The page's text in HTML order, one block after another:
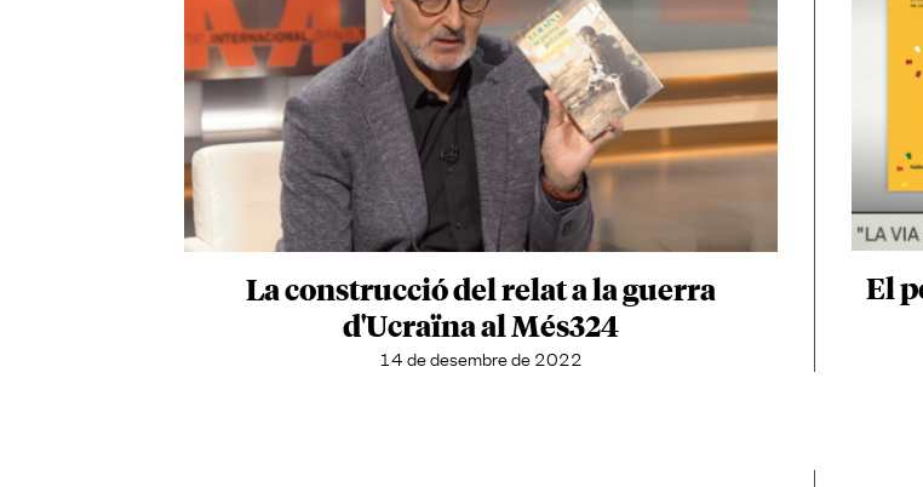
La construcció del relat a la guerra
d'Ucraïna al Més324
14 de desembre de 2022
El